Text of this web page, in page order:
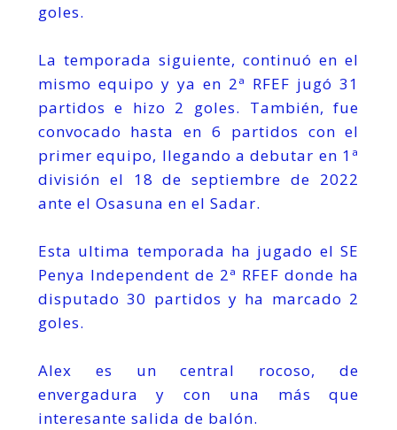
goles.
La temporada siguiente, continuó en el
mismo equipo y ya en 2ª RFEF jugó 31
partidos e hizo 2 goles. También, fue
convocado hasta en 6 partidos con el
primer equipo, llegando a debutar en 1ª
división el 18 de septiembre de 2022
ante el Osasuna en el Sadar.
Esta ultima temporada ha jugado el SE
Penya Independent de 2ª RFEF donde ha
disputado 30 partidos y ha marcado 2
goles.
Alex es un central rocoso, de
envergadura y con una más que
interesante salida de balón.